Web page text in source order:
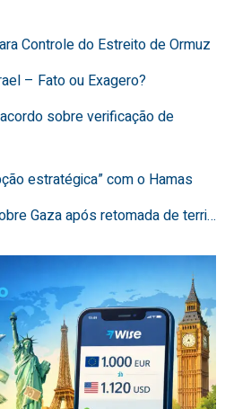
Controle do Estreito de Ormuz
– Fato ou Exagero?
sobre verificação de
estratégica” com o Hamas
Gaza após retomada de terri…